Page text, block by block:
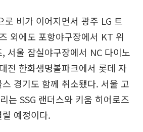
로 비가 이어지면서 광주 LG 트
외에도 포항야구장에서 KT 위
서울 잠실야구장에서 NC 다이노
전 한화생명볼파크에서 롯데 자
경기도 함께 취소됐다. 서울 고
는 SSG 랜더스와 키움 히어로즈
예정이다.